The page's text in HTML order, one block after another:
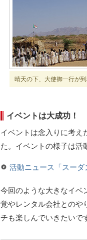
晴天の下、大使御一行が
イベントは大成功！
イベントは念入りに考え
た。イベントの様子は活
活動ニュース「スーダ
今回のような大きなイベ
覚やレンタル会社とのや
チも楽しんでいきたいで